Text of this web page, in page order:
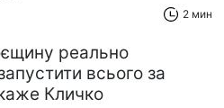
2 мин
реально
всього за
Кличко